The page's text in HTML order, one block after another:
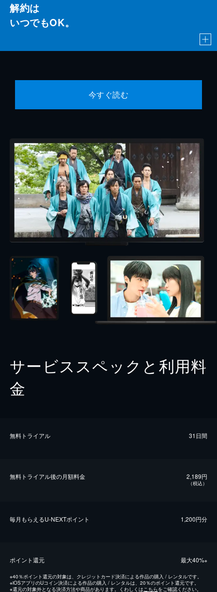
解約は
いつでもOK。
今すぐ読む
サービススペックと利用料
金
無料トライアル 31日間
無料トライアル後の⽉額料金 2,189円
（税込）
毎⽉もらえるU-NEXTポイント 1,200円分
ポイント還元 最⼤40%※
※40％ポイント還元の対象は、クレジットカード決済による作品の購入 / レンタルです。
※iOSアプリのUコイン決済による作品の購入 / レンタルは、20％のポイント還元です。
※還元の対象外となる決済方法や商品があります。くわしくはこちらをご確認ください。